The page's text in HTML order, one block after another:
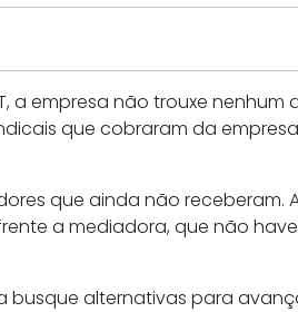
a empresa não trouxe nenhum
que cobraram da empresa
que ainda não receberam.
a mediadora, que não
busque alternativas para